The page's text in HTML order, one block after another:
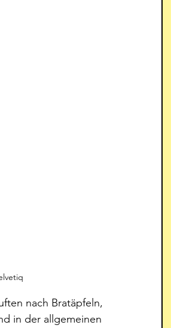
nach Bratäpfeln,
in der allgemeinen